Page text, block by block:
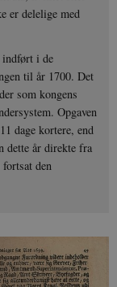
er delelige med
indført i de
til år 1700. Det
som kongens
Opgaven
dage kortere, end
dette år direkte fra
den